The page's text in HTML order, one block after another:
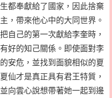
都奉獻給了國家，因此捨棄
，帶來他心中的大同世界。
自己的第一次獻給李奎時，
好的知己關係。即使面對李
安危，並找到面貌相似的夏
仙才是真正具有君王特質，
向雲心說想帶著她一起到邊